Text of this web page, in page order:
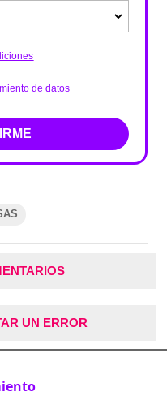
de datos
UN ERROR